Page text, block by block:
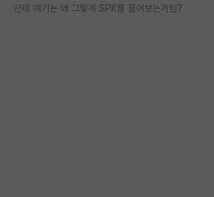
근데 여기는 왜 그렇게 SPK를 물어보는거임?